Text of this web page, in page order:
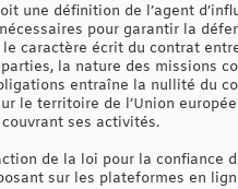
une définition de l’agent
pour garantir la
caractère écrit du contrat
la nature des missions
entraîne la nullité du
le territoire de l’Union
ses activités.
de la loi pour la confiance
sur les plateformes en